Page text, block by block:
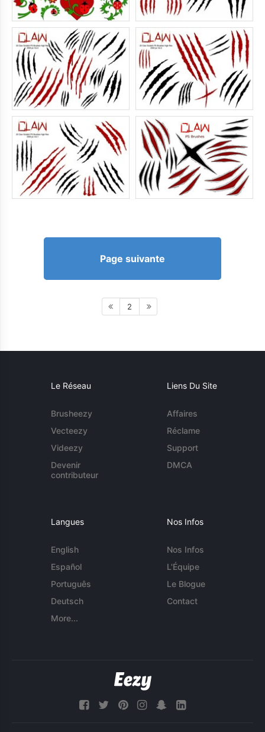
Page suivante
2
Le Réseau
Brusheezy
Vecteezy
Videezy
Devenir
contributeur
Liens Du Site
Affaires
Réclame
Support
DMCA
Langues
English
Español
Português
Deutsch
More...
Nos Infos
Nos Infos
L'Équipe
Le Blogue
Contact